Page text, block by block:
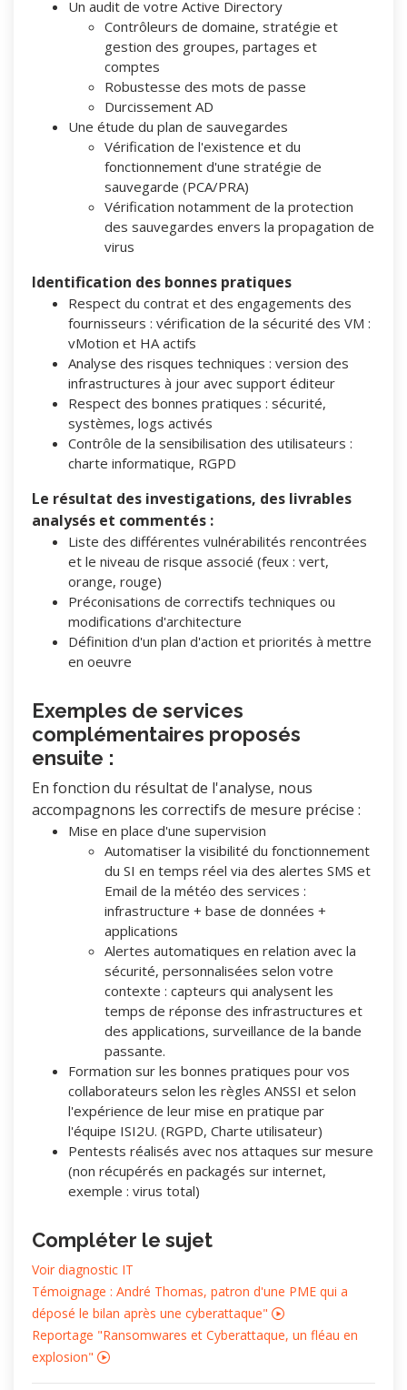
Un audit de votre Active Directory
Contrôleurs de domaine, stratégie et
gestion des groupes, partages et
comptes
Robustesse des mots de passe
Durcissement AD
Une étude du plan de sauvegardes
Vérification de l'existence et du
fonctionnement d'une stratégie de
sauvegarde (PCA/PRA)
Vérification notamment de la protection
des sauvegardes envers la propagation de
virus
Identification des bonnes pratiques
Respect du contrat et des engagements des
fournisseurs : vérification de la sécurité des VM :
vMotion et HA actifs
Analyse des risques techniques : version des
infrastructures à jour avec support éditeur
Respect des bonnes pratiques : sécurité,
systèmes, logs activés
Contrôle de la sensibilisation des utilisateurs :
charte informatique, RGPD
Le résultat des investigations, des livrables
analysés et commentés :
Liste des différentes vulnérabilités rencontrées
et le niveau de risque associé (feux : vert,
orange, rouge)
Préconisations de correctifs techniques ou
modifications d'architecture
Définition d'un plan d'action et priorités à mettre
en oeuvre
Exemples de services
complémentaires proposés
ensuite :
En fonction du résultat de l'analyse, nous
accompagnons les correctifs de mesure précise :
Mise en place d'une supervision
Automatiser la visibilité du fonctionnement
du SI en temps réel via des alertes SMS et
Email de la météo des services :
infrastructure + base de données +
applications
Alertes automatiques en relation avec la
sécurité, personnalisées selon votre
contexte : capteurs qui analysent les
temps de réponse des infrastructures et
des applications, surveillance de la bande
passante.
Formation sur les bonnes pratiques pour vos
collaborateurs selon les règles ANSSI et selon
l'expérience de leur mise en pratique par
l'équipe ISI2U. (RGPD, Charte utilisateur)
Pentests réalisés avec nos attaques sur mesure
(non récupérés en packagés sur internet,
exemple : virus total)
Compléter le sujet
Voir diagnostic IT
Témoignage : André Thomas, patron d'une PME qui a
déposé le bilan après une cyberattaque"
Reportage "Ransomwares et Cyberattaque, un fléau en
explosion"